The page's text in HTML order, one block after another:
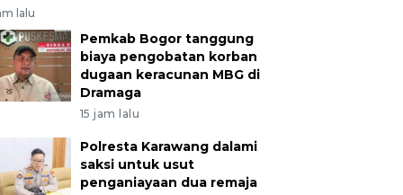
lalu
Pemkab Bogor tanggung
biaya pengobatan korban
dugaan keracunan MBG di
Dramaga
15 jam lalu
Polresta Karawang dalami
saksi untuk usut
penganiayaan dua remaja